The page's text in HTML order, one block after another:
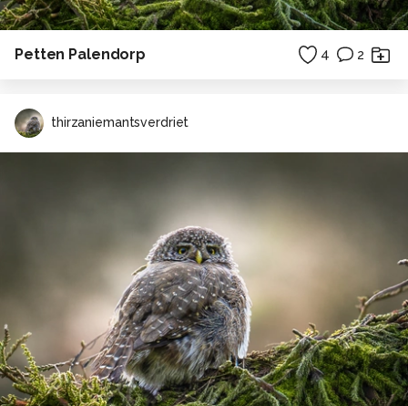
Petten Palendorp 4 2
thirzaniemantsverdriet